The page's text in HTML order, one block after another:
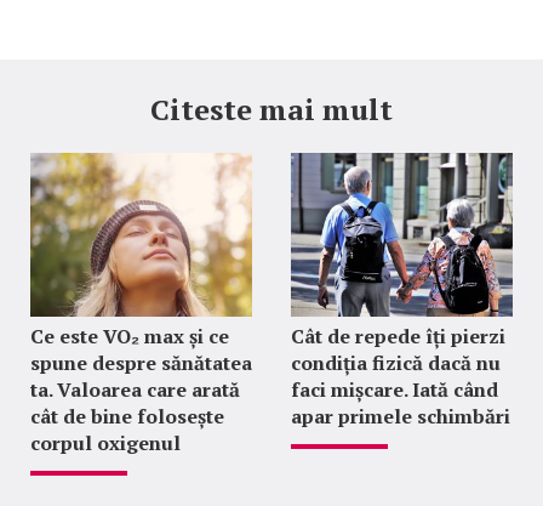
Citeste mai mult
Ce este VO₂ max și ce
spune despre sănătatea
ta. Valoarea care arată
cât de bine folosește
corpul oxigenul
Cât de repede îți pierzi
condiția fizică dacă nu
faci mișcare. Iată când
apar primele schimbări